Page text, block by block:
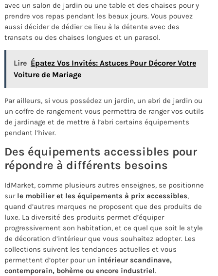
avec un salon de jardin ou une table et des chaises pour y
prendre vos repas pendant les beaux jours. Vous pouvez
aussi décider de dédier ce lieu à la détente avec des
transats ou des chaises longues et un parasol.
Lire Épatez Vos Invités: Astuces Pour Décorer Votre
Voiture de Mariage
Par ailleurs, si vous possédez un jardin, un abri de jardin ou
un coffre de rangement vous permettra de ranger vos outils
de jardinage et de mettre à l’abri certains équipements
pendant l’hiver.
Des équipements accessibles pour
répondre à différents besoins
IdMarket, comme plusieurs autres enseignes, se positionne
sur le mobilier et les équipements à prix accessibles,
quand d’autres marques ne proposent que des produits de
luxe. La diversité des produits permet d’équiper
progressivement son habitation, et ce quel que soit le style
de décoration d’intérieur que vous souhaitez adopter. Les
collections suivent les tendances actuelles et vous
permettent d’opter pour un intérieur scandinave,
contemporain, bohème ou encore industriel.